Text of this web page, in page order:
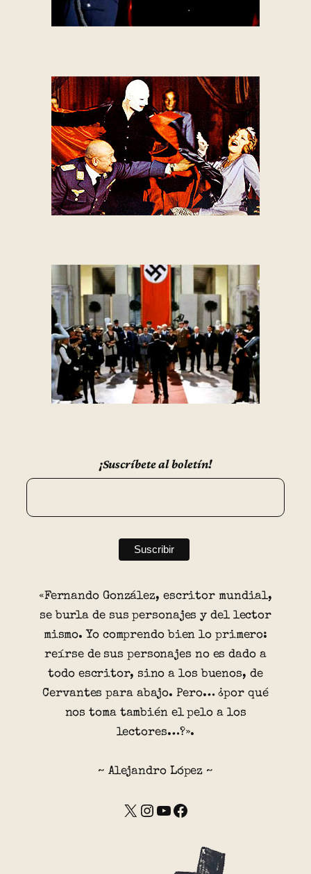
¡Suscríbete al boletín!
«Fernando González, escritor mundial,
se burla de sus personajes y del lector
mismo. Yo comprendo bien lo primero:
reírse de sus personajes no es dado a
todo escritor, sino a los buenos, de
Cervantes para abajo. Pero… ¿por qué
nos toma también el pelo a los
lectores…?».
~ Alejandro López ~
X Instagram YouTube Facebook